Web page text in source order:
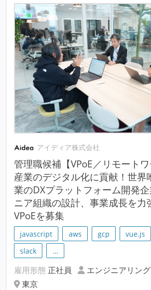
アイディア株式会社
管理職候補【VPoE／リモート
産業のデジタル化に貢献！世界
業のDXプラットフォーム開発
ニア組織の設計、事業成長を力
VPoEを募集
javascript aws gcp vue.js
slack
…
雇用形態 正社員
エンジニアリン
東京